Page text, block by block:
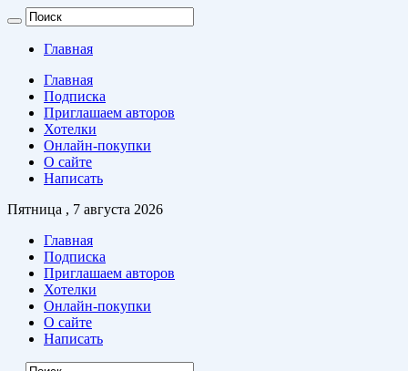
Главная
Главная
Подписка
Приглашаем авторов
Хотелки
Онлайн-покупки
О сайте
Написать
Пятница , 7 августа 2026
Главная
Подписка
Приглашаем авторов
Хотелки
Онлайн-покупки
О сайте
Написать